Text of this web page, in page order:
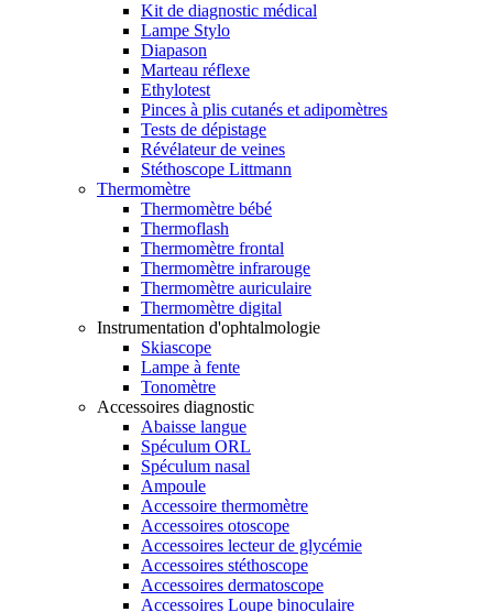
Kit de diagnostic médical
Lampe Stylo
Diapason
Marteau réflexe
Ethylotest
Pinces à plis cutanés et adipomètres
Tests de dépistage
Révélateur de veines
Stéthoscope Littmann
Thermomètre
Thermomètre bébé
Thermoflash
Thermomètre frontal
Thermomètre infrarouge
Thermomètre auriculaire
Thermomètre digital
Instrumentation d'ophtalmologie
Skiascope
Lampe à fente
Tonomètre
Accessoires diagnostic
Abaisse langue
Spéculum ORL
Spéculum nasal
Ampoule
Accessoire thermomètre
Accessoires otoscope
Accessoires lecteur de glycémie
Accessoires stéthoscope
Accessoires dermatoscope
Accessoires Loupe binoculaire